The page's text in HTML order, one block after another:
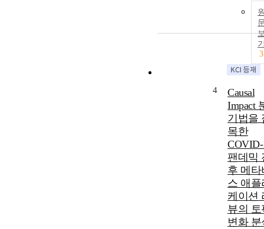
3
4
Causal
Impact
기법을
목한
COVID-
팬데믹
후 메타
스 애플
케이션
뷰의 토
변화 분